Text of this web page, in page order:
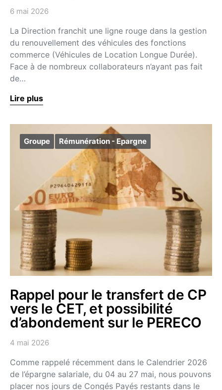
6 mai 2026
La Direction franchit une ligne rouge dans la gestion
du renouvellement des véhicules des fonctions
commerce (Véhicules de Location Longue Durée).
Face à de nombreux collaborateurs n’ayant pas fait
de…
Lire plus
Groupe Rémunération - Epargne
Rappel pour le transfert de CP
vers le CET, et possibilité
d’abondement sur le PERECO
4 mai 2026
Comme rappelé récemment dans le Calendrier 2026
de l’épargne salariale, du 04 au 27 mai, nous pouvons
placer nos jours de Congés Payés restants dans le